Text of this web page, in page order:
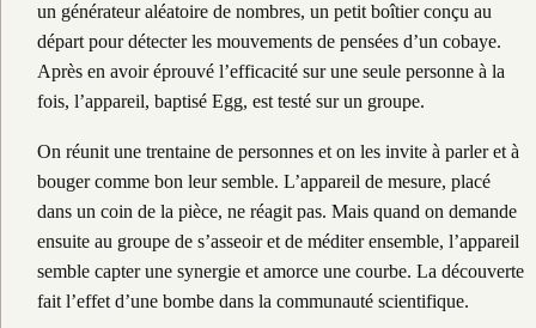
un générateur aléatoire de nombres, un petit boîtier conçu au
départ pour détecter les mouvements de pensées d’un cobaye.
Après en avoir éprouvé l’efficacité sur une seule personne à la
fois, l’appareil, baptisé Egg, est testé sur un groupe.
On réunit une trentaine de personnes et on les invite à parler et à
bouger comme bon leur semble. L’appareil de mesure, placé
dans un coin de la pièce, ne réagit pas. Mais quand on demande
ensuite au groupe de s’asseoir et de méditer ensemble, l’appareil
semble capter une synergie et amorce une courbe. La découverte
fait l’effet d’une bombe dans la communauté scientifique.